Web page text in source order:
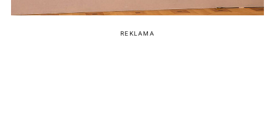
REKLAMA